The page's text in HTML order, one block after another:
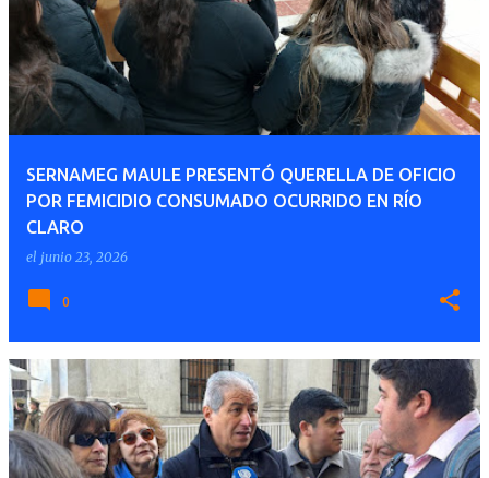
SERNAMEG MAULE PRESENTÓ QUERELLA DE OFICIO
POR FEMICIDIO CONSUMADO OCURRIDO EN RÍO
CLARO
el junio 23, 2026
0